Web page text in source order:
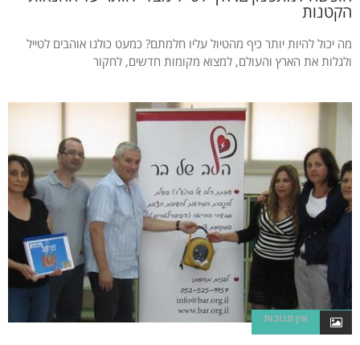
הקטנות
מה יכול להיות יותר כיף מהטיול עליו חלמתם? כמעט כולנו אוהבים לטייל
ולגלות את הארץ והעולם, למצוא מקומות חדשים, לחקור
אין תגובות